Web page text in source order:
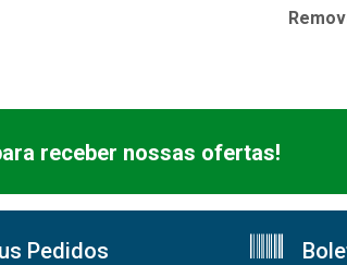
receber nossas ofertas!
Pedidos